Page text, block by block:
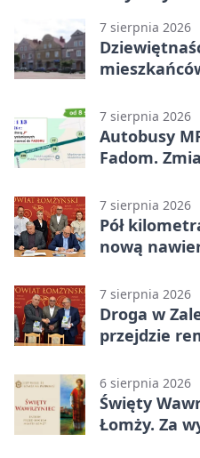
7 sierpnia 2026
7 sierpnia 2026
Autobusy
Fadom.
7 sierpnia 2026
Pół
nową
7 sierpnia 2026
Droga w
przejdzie
6 sierpnia 2026
Święty
Łomży. Za